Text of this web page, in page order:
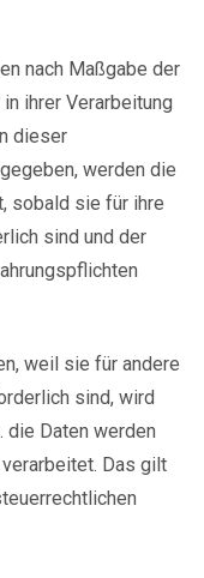
nach Maßgabe der
ihrer Verarbeitung
dieser
werden die
sobald sie für ihre
sind und der
weil sie für andere
sind, wird
die Daten werden
Das gilt